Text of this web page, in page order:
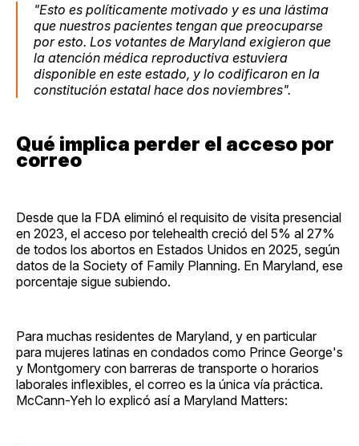
"Esto es políticamente motivado y es una lástima
que nuestros pacientes tengan que preocuparse
por esto. Los votantes de Maryland exigieron que
la atención médica reproductiva estuviera
disponible en este estado, y lo codificaron en la
constitución estatal hace dos noviembres".
Qué implica perder el acceso por
correo
Desde que la FDA eliminó el requisito de visita presencial
en 2023, el acceso por telehealth creció del 5% al 27%
de todos los abortos en Estados Unidos en 2025, según
datos de la Society of Family Planning. En Maryland, ese
porcentaje sigue subiendo.
Para muchas residentes de Maryland, y en particular
para mujeres latinas en condados como Prince George's
y Montgomery con barreras de transporte o horarios
laborales inflexibles, el correo es la única vía práctica.
McCann-Yeh lo explicó así a Maryland Matters: